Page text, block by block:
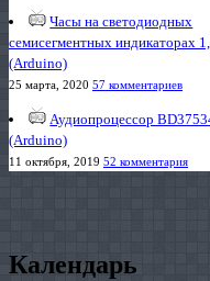
Часы на светодиодных
семисегментных индикаторах
(Arduino)
25 марта, 2020 57 комментариев
Аудиопроцессор
(Arduino)
11 октября, 2019 52 комментария
Календарь